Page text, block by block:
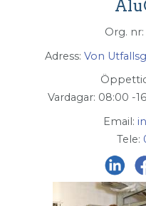
Org.
Adress: Von
Vardagar: 08:00 -
Email:
Tele: